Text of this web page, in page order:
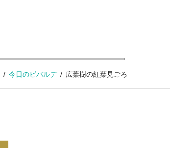
今日のビバルデ 広葉樹の紅葉見ごろ